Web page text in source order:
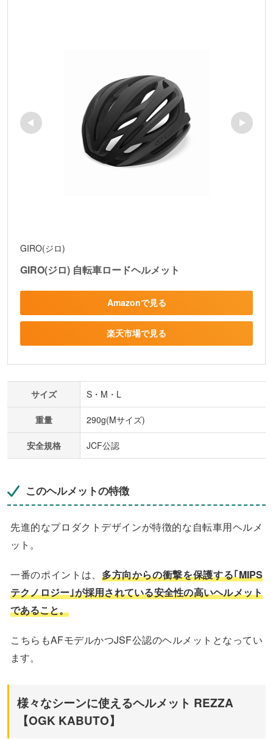
GIRO(ジロ)
GIRO(ジロ) 自転車ロードヘルメット
Amazonで見る
楽天市場で見る
サイズ S・M・L
重量 290g(Mサイズ)
安全規格 JCF公認
このヘルメットの特徴
先進的なプロダクトデザインが特徴的な自転車用ヘルメ
ット。
一番のポイントは、 多方向からの衝撃を保護する｢MIPS
テクノロジー｣が採用されている安全性の高いヘルメット
であること。
こちらもAFモデルかつJSF公認のヘルメットとなってい
ます。
様々なシーンに使えるヘルメット REZZA
【OGK KABUTO】